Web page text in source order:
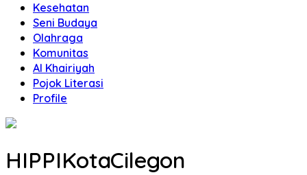
Kesehatan
Seni Budaya
Olahraga
Komunitas
Al Khairiyah
Pojok Literasi
Profile
HIPPIKotaCilegon